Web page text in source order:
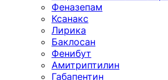
Феназепам
Ксанакс
Лирика
Баклосан
Фенибут
Амитриптилин
Габапентин